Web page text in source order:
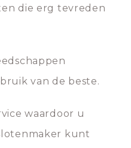
die erg tevreden
van de beste.
waardoor u
kunt